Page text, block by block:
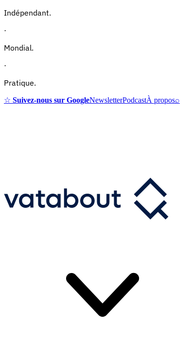
Indépendant.
·
Mondial.
·
Pratique.
☆ Suivez-nous sur GoogleNewsletterPodcastÀ propos⌕